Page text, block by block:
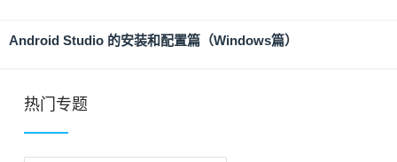
Android Studio 的安装和配置篇（Windows篇）
热门专题